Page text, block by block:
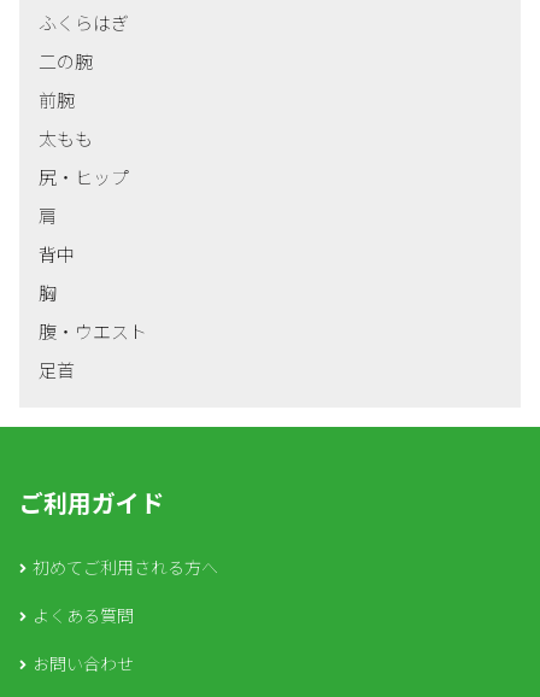
ふくらはぎ
二の腕
前腕
太もも
尻・ヒップ
肩
背中
胸
腹・ウエスト
足首
ご利用ガイド
初めてご利用される方へ
よくある質問
お問い合わせ